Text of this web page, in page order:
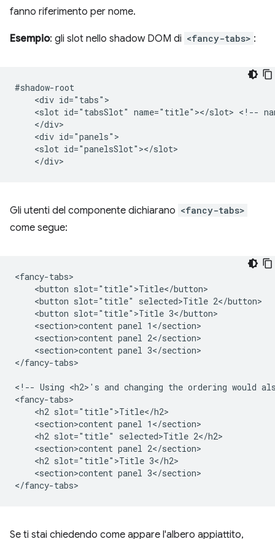
fanno riferimento per nome.
Esempio: gli slot nello shadow DOM di <fancy-tabs> :
#shadow-root
    <div id="tabs">
<slot id="tabsSlot" name="title"></slot> <!--
    </div>
    <div id="panels">
    <slot id="panelsSlot"></slot>
Gli utenti del componente dichiarano <fancy-tabs>
come segue:
<fancy-tabs>
    <button slot="title">Title</button>
    <button slot="title" selected>Title 2</button>
    <button slot="title">Title 3</button>
    <section>content panel 1</section>
    <section>content panel 2</section>
    <section>content panel 3</section>
</fancy-tabs>
<!-- Using <h2>'s and changing the ordering would
<fancy-tabs>
    <h2 slot="title">Title</h2>
    <section>content panel 1</section>
    <h2 slot="title" selected>Title 2</h2>
    <section>content panel 2</section>
    <h2 slot="title">Title 3</h2>
    <section>content panel 3</section>
Se ti stai chiedendo come appare l'albero appiattito,